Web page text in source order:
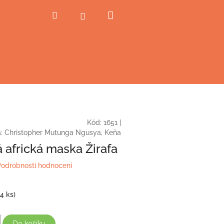
Hledat Přihlášení
Kód: 1651
Christopher Mutunga Ngusya, Keňa
africká maska Žirafa
hodnocení
ks)